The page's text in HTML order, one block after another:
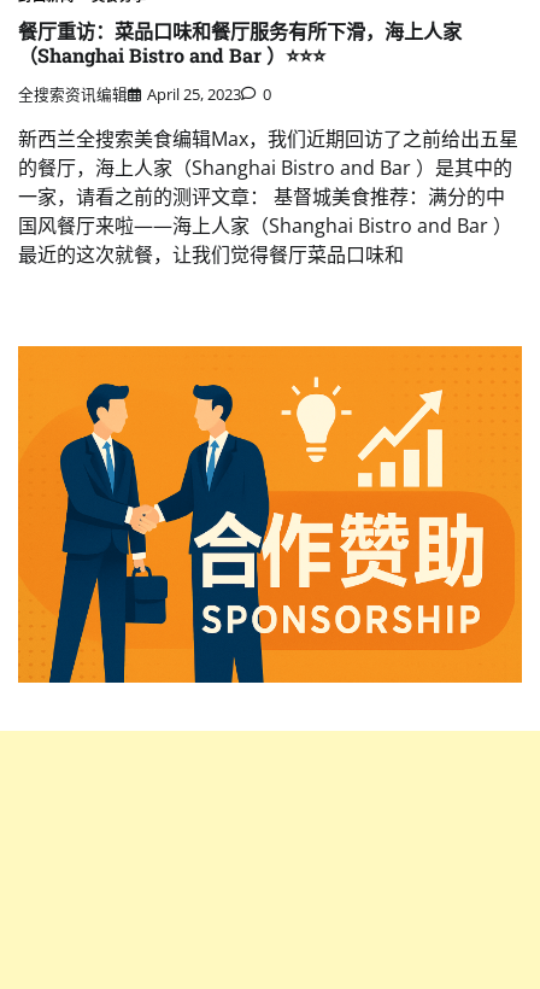
餐厅重访：菜品口味和餐厅服务有所下滑，海上人家
（Shanghai Bistro and Bar ）⭐️⭐️⭐️
全搜索资讯编辑 April 25, 2023 0
新西兰全搜索美食编辑Max，我们近期回访了之前给出五星
的餐厅，海上人家（Shanghai Bistro and Bar ）是其中的
一家，请看之前的测评文章： 基督城美食推荐：满分的中
国风餐厅来啦——海上人家（Shanghai Bistro and Bar ）
最近的这次就餐，让我们觉得餐厅菜品口味和